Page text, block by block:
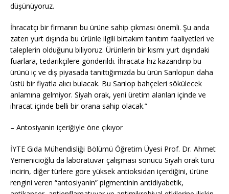
düşünüyoruz.
İhracatçı bir firmanın bu ürüne sahip çıkması önemli. Şu anda
zaten yurt dışında bu ürünle ilgili birtakım tanıtım faaliyetleri ve
taleplerin olduğunu biliyoruz. Ürünlerin bir kısmı yurt dışındaki
fuarlara, tedarikçilere gönderildi. İhracata hız kazandırıp bu
ürünü iç ve dış piyasada tanıttığımızda bu ürün Sarılopun daha
üstü bir fiyatla alıcı bulacak. Bu Sarılop bahçeleri sökülecek
anlamına gelmiyor. Siyah orak, yeni üretim alanları içinde ve
ihracat içinde belli bir orana sahip olacak.”
– Antosiyanin içeriğiyle öne çıkıyor
İYTE Gıda Mühendisliği Bölümü Öğretim Üyesi Prof. Dr. Ahmet
Yemenicioğlu da laboratuvar çalışması sonucu Siyah orak türü
incirin, diğer türlere göre yüksek antioksidan içerdiğini, ürüne
rengini veren “antosiyanin” pigmentinin antidiyabetik,